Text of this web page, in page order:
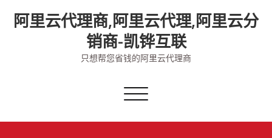
content
阿里云代理商,阿里云代理,阿里云分
销商-凯铧互联
只想帮您省钱的阿里云代理商
切
导